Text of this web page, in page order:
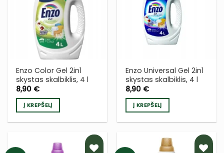
Į NORŲ
SĄRAŠĄ
Enzo Color Gel 2in1
skystas skalbiklis, 4 l
8,90 €
Į KREPŠELĮ
Enzo Universal Gel 2in1
skystas skalbiklis, 4 l
8,90 €
Į KREPŠELĮ